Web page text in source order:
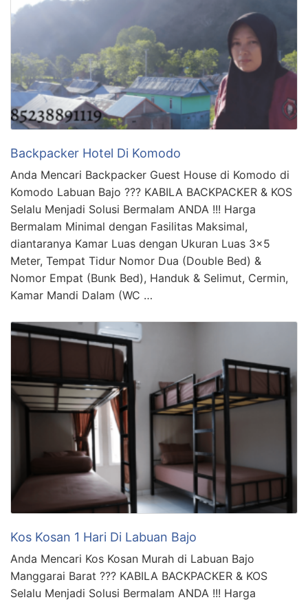
Backpacker Hotel Di Komodo
Anda Mencari Backpacker Guest House di Komodo di
Komodo Labuan Bajo ??? KABILA BACKPACKER & KOS
Selalu Menjadi Solusi Bermalam ANDA !!! Harga
Bermalam Minimal dengan Fasilitas Maksimal,
diantaranya Kamar Luas dengan Ukuran Luas 3×5
Meter, Tempat Tidur Nomor Dua (Double Bed) &
Nomor Empat (Bunk Bed), Handuk & Selimut, Cermin,
Kamar Mandi Dalam (WC …
Kos Kosan 1 Hari Di Labuan Bajo
Anda Mencari Kos Kosan Murah di Labuan Bajo
Manggarai Barat ??? KABILA BACKPACKER & KOS
Selalu Menjadi Solusi Bermalam ANDA !!! Harga